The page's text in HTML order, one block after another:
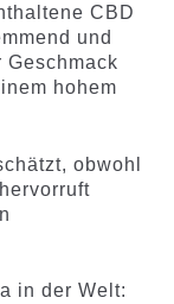
CBD
und
hohem
obwohl
in der Welt: